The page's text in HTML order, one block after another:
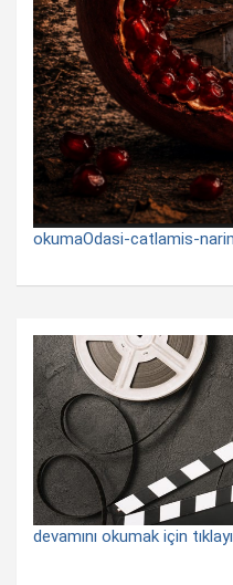
okumaOdasi-catlamis-
devamını okumak için